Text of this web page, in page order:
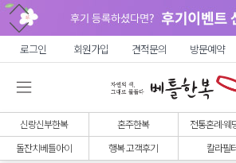
로그인 회원가입 견적문의 방문예약
신랑신부한복 혼주한복 전통혼례·웨
돌잔치베틀아이
행복 고객후기 칼라필